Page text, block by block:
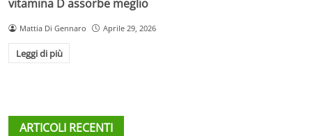
vitamina D assorbe meglio
Mattia Di Gennaro Aprile 29, 2026
Leggi di più
ARTICOLI RECENTI